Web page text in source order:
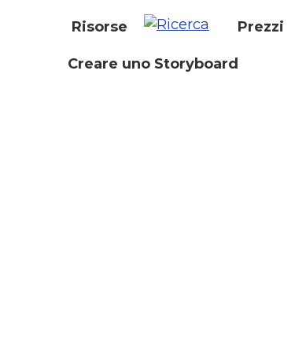
Risorse Prezzi
Creare uno Storyboard